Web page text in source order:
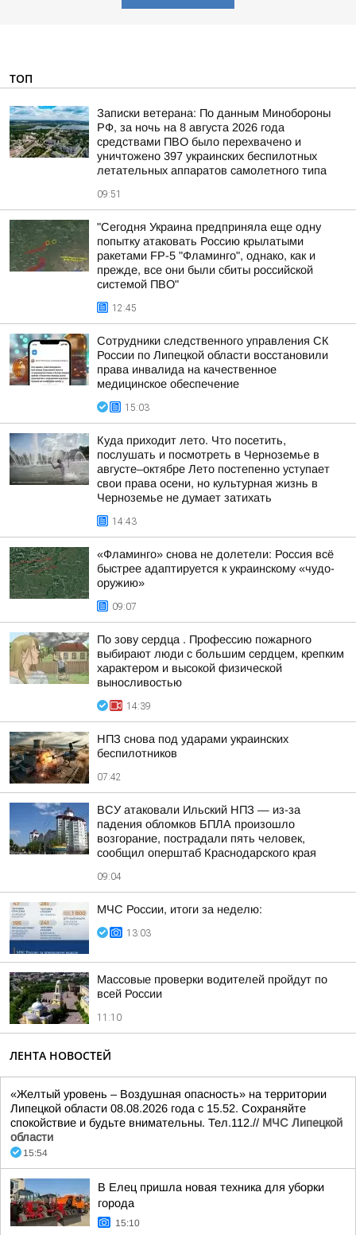
ТОП
Записки ветерана: По данным Минобороны
РФ, за ночь на 8 августа 2026 года
средствами ПВО было перехвачено и
уничтожено 397 украинских беспилотных
летательных аппаратов самолетного типа
09:51
"Сегодня Украина предприняла еще одну
попытку атаковать Россию крылатыми
ракетами FP-5 "Фламинго", однако, как и
прежде, все они были сбиты российской
системой ПВО"
12:45
Сотрудники следственного управления СК
России по Липецкой области восстановили
права инвалида на качественное
медицинское обеспечение
15:03
Куда приходит лето. Что посетить,
послушать и посмотреть в Черноземье в
августе–октябре Лето постепенно уступает
свои права осени, но культурная жизнь в
Черноземье не думает затихать
14:43
«Фламинго» снова не долетели: Россия всё
быстрее адаптируется к украинскому «чудо-
оружию»
09:07
По зову сердца . Профессию пожарного
выбирают люди с большим сердцем, крепким
характером и высокой физической
выносливостью
14:39
НПЗ снова под ударами украинских
беспилотников
07:42
ВСУ атаковали Ильский НПЗ — из-за
падения обломков БПЛА произошло
возгорание, пострадали пять человек,
сообщил оперштаб Краснодарского края
09:04
МЧС России, итоги за неделю:
13:03
Массовые проверки водителей пройдут по
всей России
11:10
ЛЕНТА НОВОСТЕЙ
«Желтый уровень – Воздушная опасность» на территории
Липецкой области 08.08.2026 года с 15.52. Сохраняйте
спокойствие и будьте внимательны. Тел.112.// МЧС Липецкой
области
15:54
В Елец пришла новая техника для уборки
города
15:10